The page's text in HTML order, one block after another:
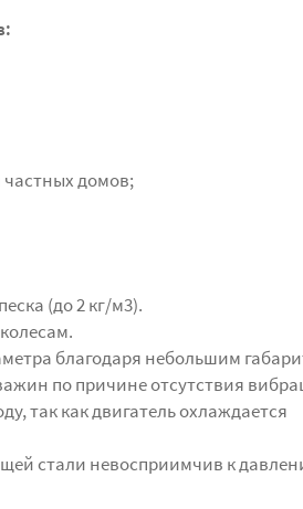
домов;
(до 2 кг/м3).
благодаря небольшим
по причине отсутствия
так как двигатель охлаждается
стали невосприимчив к